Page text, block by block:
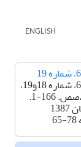
ENGLISH
دوره 6، شماره 18و19،
65-78